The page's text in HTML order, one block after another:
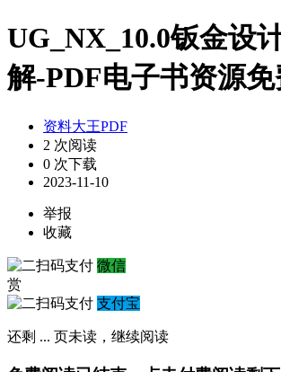
UG_NX_10.0钣金设
解-PDF电子书资源免
资料大王PDF
2 次阅读
0 次下载
2023-11-10
举报
收藏
微信
赏
支付宝
还剩 ... 页未读， 继续阅读